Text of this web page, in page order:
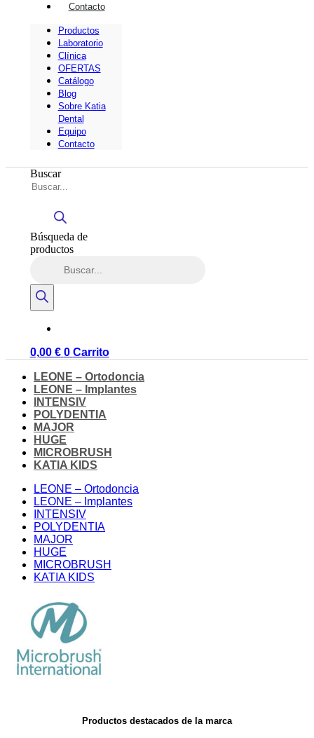
Contacto
Productos
Laboratorio
Clínica
OFERTAS
Catálogo
Blog
Sobre Katia
Dental
Equipo
Contacto
Buscar
Búsqueda de
productos
0,00 € 0 Carrito
LEONE – Ortodoncia
LEONE – Implantes
INTENSIV
POLYDENTIA
MAJOR
HUGE
MICROBRUSH
KATIA KIDS
LEONE – Ortodoncia
LEONE – Implantes
INTENSIV
POLYDENTIA
MAJOR
HUGE
MICROBRUSH
KATIA KIDS
Productos destacados de la marca